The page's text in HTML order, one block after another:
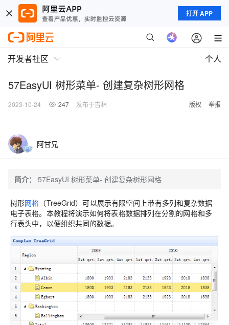
打开 APP
开发者社区 个人
57EasyUI 树形菜单- 创建复杂树形网格
2023-10-24 247 发布于吉林 版权 举报
阿甘兄
简介： 57EasyUI 树形菜单- 创建复杂树形网格
树形网格 （TreeGrid）可以展示有限空间上带有多列和复杂数据
电子表格。本教程将演示如何将表格数据排列在分割的网格和多
行表头中，以便组织共同的数据。